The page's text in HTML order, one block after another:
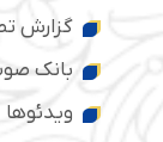
گزارش
بانک
ویدئوها